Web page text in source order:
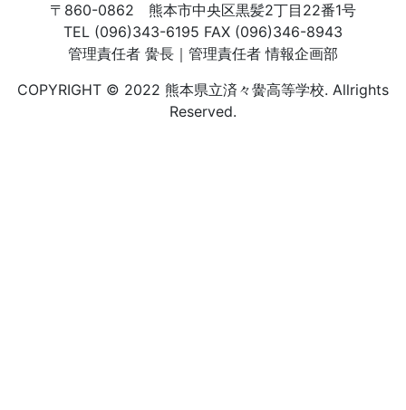
〒860-0862 熊本市中央区黒髪2丁目22番1号
TEL (096)343-6195 FAX (096)346-8943
管理責任者 黌長｜管理責任者 情報企画部
COPYRIGHT © 2022 熊本県立済々黌高等学校. Allrights
Reserved.